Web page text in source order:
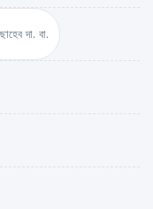
দা. বা.